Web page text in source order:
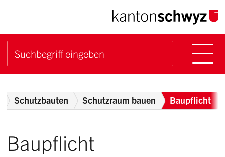
Navigieren im Kanton
Schnellnavigation
Suchbegriff
Breadcrumb
Schutzbauten Schutzraum bauen Baupflicht
Baupflicht